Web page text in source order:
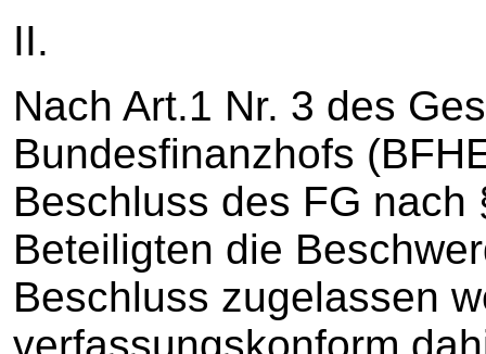
II.
Nach Art.1 Nr. 3 des
Bundesfinanzhofs
Beschluss des FG nach
Beteiligten die
Beschluss zugelassen
verfassungskonform